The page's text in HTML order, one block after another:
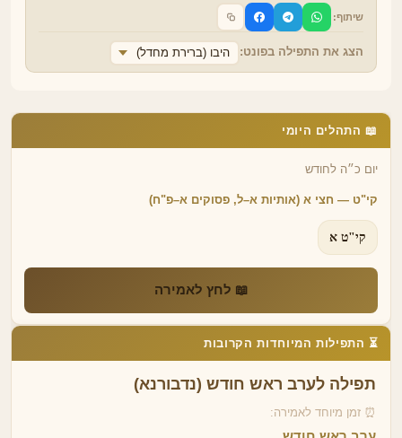
שיתוף:
הצג את התפילה בפונט: היבו (ברירת מחדל)
📖 התהלים היומי
יום כ״ה לחודש
קי"ט — חצי א (אותיות א–ל, פסוקים א–פ"ח)
קי"ט א
📖 לחץ לאמירה
⏳ התפילות המיוחדות הקרובות
תפילה לערב ראש חודש (נדבורנא)
⏰ זמן מיוחד לאמירה: